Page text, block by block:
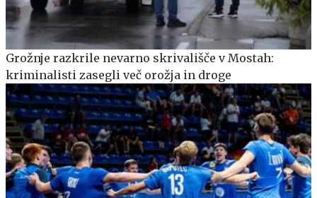
Grožnje razkrile nevarno skrivališče v Mostah:
kriminalisti zasegli več orožja in droge